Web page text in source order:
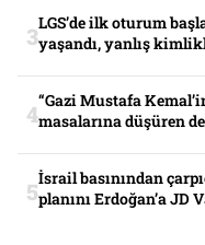
LGS’de ilk oturum
yaşandı, yanlış
“Gazi Mustafa
masalarına düşüren
İsrail basınından
planını Erdoğan’a JD